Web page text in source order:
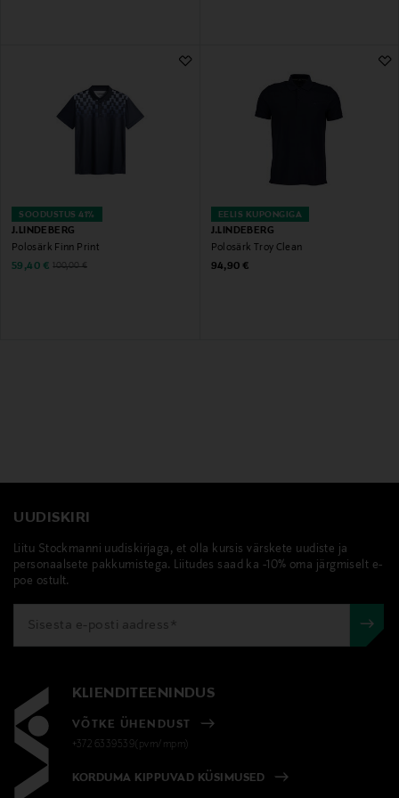
SOODUSTUS 41%
J.LINDEBERG
Polosärk Finn Print
Discounted Price
59,40 € Original Price
100,00 €
EELIS KUPONGIGA
J.LINDEBERG
Polosärk Troy Clean
Original Price
94,90 €
UUDISKIRI
Liitu Stockmanni uudiskirjaga, et olla kursis värskete uudiste ja
personaalsete pakkumistega. Liitudes saad ka -10% oma järgmiselt e-
poe ostult.
KLIENDITEENINDUS
VÕTKE ÜHENDUST
+372 6339539(pvm/mpm)
KORDUMA KIPPUVAD KÜSIMUSED